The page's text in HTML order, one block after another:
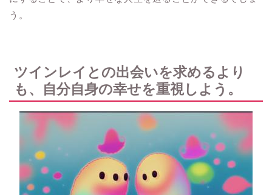
う。
ツインレイとの出会いを求めるより
も、自分自身の幸せを重視しよう。